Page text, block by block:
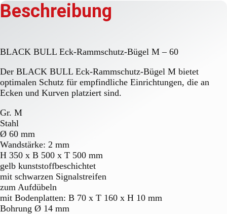
Beschreibung
BLACK BULL Eck-Rammschutz-Bügel M – 60
Der BLACK BULL Eck-Rammschutz-Bügel M bietet
optimalen Schutz für empfindliche Einrichtungen, die an
Ecken und Kurven platziert sind.
Gr. M
Stahl
Ø 60 mm
Wandstärke: 2 mm
H 350 x B 500 x T 500 mm
gelb kunststoffbeschichtet
mit schwarzen Signalstreifen
zum Aufdübeln
mit Bodenplatten: B 70 x T 160 x H 10 mm
Bohrung Ø 14 mm